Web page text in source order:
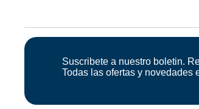
Suscribete a nuestro boletin.
Todas las ofertas y novedades